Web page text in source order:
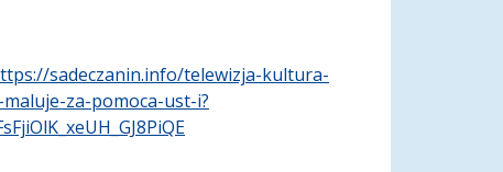
sadeczanin.info/telewizja-kultura-
za-pomoca-ust-i?